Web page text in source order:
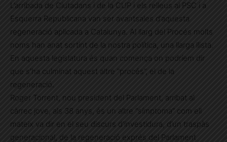
L’arribada de Ciutadans i de la CUP i els relleus al PSC i a
Esquerra Republicana van ser avantsales d’aquesta
regeneració aplicada a Catalunya. Al llarg del Procés molts
noms han anat sortint de la nostra política, una llarga llista.
En aquesta legislatura és quan comença on podríem dir
que s’ha culminat aquest altre “procés”, el de la
regeneració.
Roger Torrent, nou president del Parlament, arribat al
càrrec jove, als 38 anys, és un altre “símptoma” com ell
mateix va dir en el seu discurs d’investidura, d’un traspàs
generacional, de la regeneració exprés del Parlament